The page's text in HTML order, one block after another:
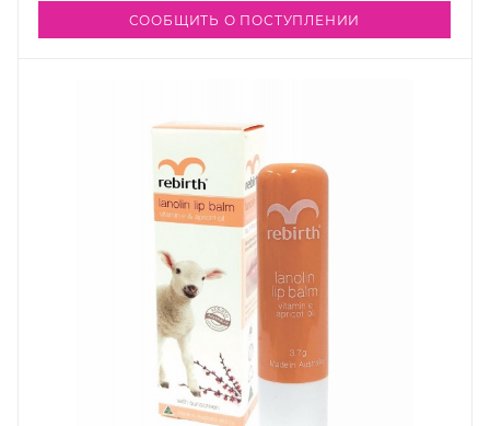
СООБЩИТЬ О ПОСТУПЛЕНИИ